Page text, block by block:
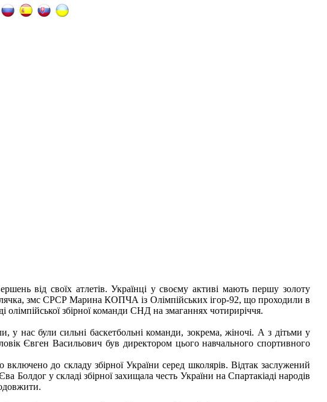
від своїх атлетів. Українці у своєму активі мають першу золоту
змс СРСР Марина КОПЧА із Олімпійських ігор-92, що проходили в
олімпійської збірної команди СНД на змаганнях чотириріччя.
нас були сильні баскетбольні команди, зокрема, жіночі. А з дітьми у
Євген Васильович був директором цього навчального спортивного
до складу збірної України серед школярів. Відтак заслужений
у складі збірної захищала честь України на Спартакіаді народів